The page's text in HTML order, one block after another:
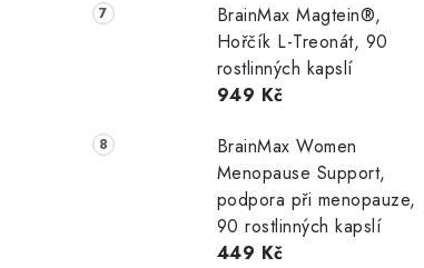
BrainMax Magtein®,
Hořčík L-Treonát, 90
rostlinných kapslí
949 Kč
BrainMax Women
Menopause Support,
podpora při menopauze,
90 rostlinných kapslí
449 Kč